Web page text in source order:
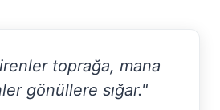
toprağa, mana
gönüllere sığar."